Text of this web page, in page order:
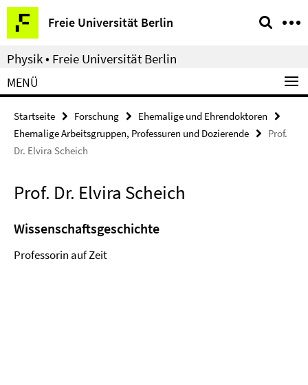
Springe
direkt
zu
Inhalt
Freie Universität Berlin
Service-
Navigation
Physik • Freie Universität Berlin
MENÜ
Startseite Forschung
Ehemalige und Ehrendoktoren
Ehemalige Arbeitsgruppen, Professuren und Dozierende
Prof.
Dr. Elvira Scheich
Prof. Dr. Elvira Scheich
Wissenschaftsgeschichte
Professorin auf Zeit